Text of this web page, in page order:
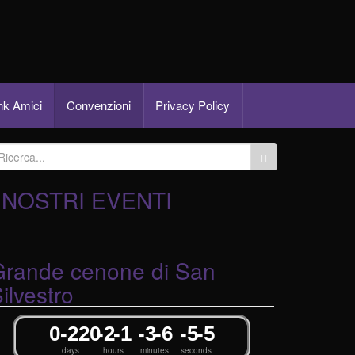
Amici Convenzioni Privacy Policy
EVENTI
cenone di San
days
0-220
hours
-2-1
minutes
-3-6
seconds
-5-5